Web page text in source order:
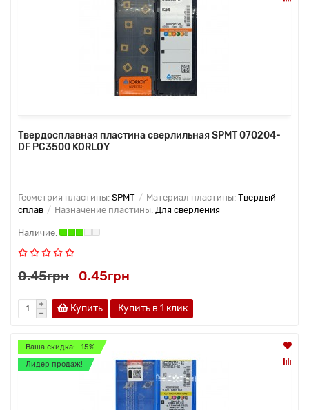
Твердосплавная пластина сверлильная SPMT 070204-
DF PC3500 KORLOY
Геометрия пластины: SPMT Материал пластины: Твердый
сплав
Назначение пластины: Для сверления
0.45грн 0.45грн
Купить Купить в 1 клик
Ваша скидка: -15%
Лидер продаж!